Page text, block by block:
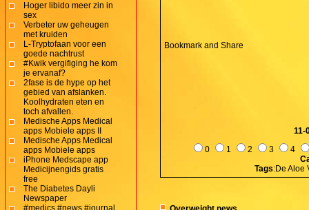
Hoger libido meer zin in
sex
Verbeter uw geheugen
met kruiden
L-Tryptofaan voor een
goede nachtrust
#Kwik vergifiging he kom
je ervanaf?
2fase is de hype op het
gebied van afslanken.
Koolhydraten eten en
toch afvallen.
Medische Apps Medical
apps Mobiele apps II
Medische Apps Medical
apps Mobiele apps
iPhone Medscape app
Medicijnengids gratis
free
The Diabetes Dayli
Newspaper
#medics #news #journal
11-
0
1 2 3
4
Tags:De Aloe